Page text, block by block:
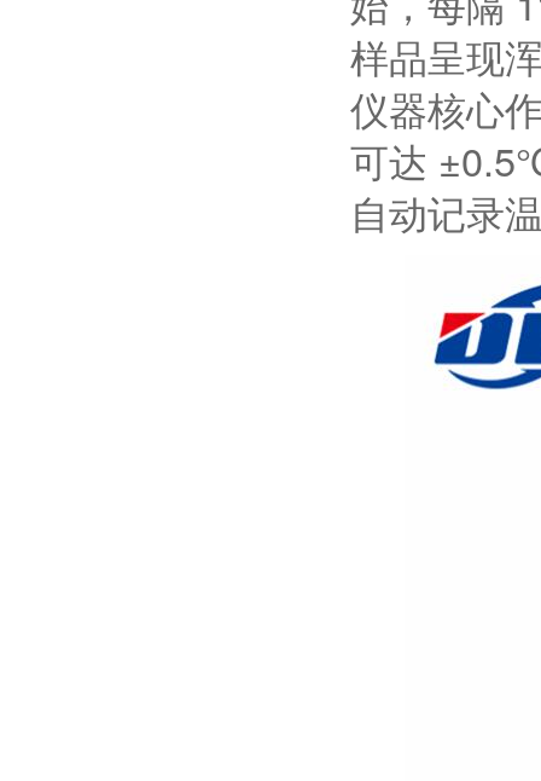
样品呈现
仪器核心
可达
自动记录